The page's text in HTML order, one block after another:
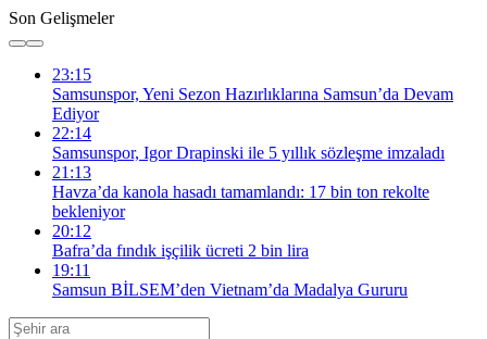
Son Gelişmeler
23:15
Samsunspor, Yeni Sezon Hazırlıklarına Samsun’da Devam
Ediyor
22:14
Samsunspor, Igor Drapinski ile 5 yıllık sözleşme imzaladı
21:13
Havza’da kanola hasadı tamamlandı: 17 bin ton rekolte
bekleniyor
20:12
Bafra’da fındık işçilik ücreti 2 bin lira
19:11
Samsun BİLSEM’den Vietnam’da Madalya Gururu